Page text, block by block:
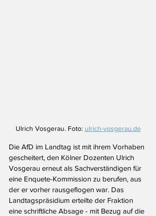
Ulrich Vosgerau. Foto: ulrich-vosgerau.de
Die AfD im Landtag ist mit ihrem Vorhaben
gescheitert, den Kölner Dozenten Ulrich
Vosgerau erneut als Sachverständigen für
eine Enquete-Kommission zu berufen, aus
der er vorher rausgeflogen war. Das
Landtagspräsidium erteilte der Fraktion
eine schriftliche Absage - mit Bezug auf die